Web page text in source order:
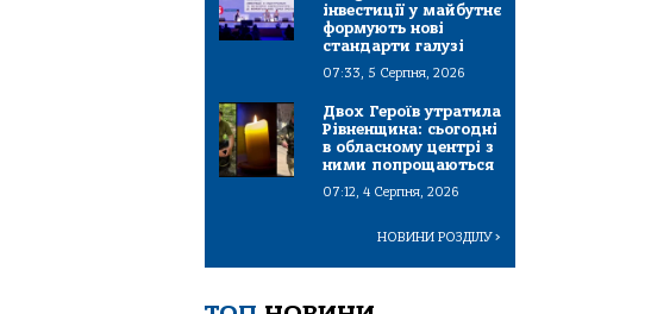
інвестиції у майбутнє
формують нові
стандарти галузі
07:33, 5 Серпня, 2026
Двох Героїв утратила
Рівненщина: сьогодні
в обласному центрі з
ними попрощаються
07:12, 4 Серпня, 2026
НОВИНИ РОЗДІЛУ>